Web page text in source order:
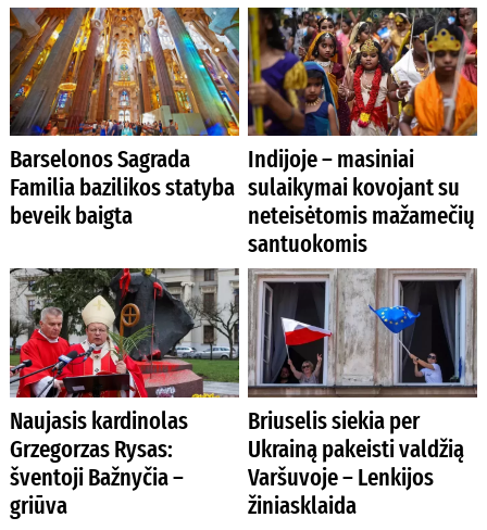
Barselonos Sagrada
Familia bazilikos statyba
beveik baigta
Indijoje – masiniai
sulaikymai kovojant su
neteisėtomis mažamečių
santuokomis
Naujasis kardinolas
Grzegorzas Rysas:
šventoji Bažnyčia –
griūva
Briuselis siekia per
Ukrainą pakeisti valdžią
Varšuvoje – Lenkijos
žiniasklaida